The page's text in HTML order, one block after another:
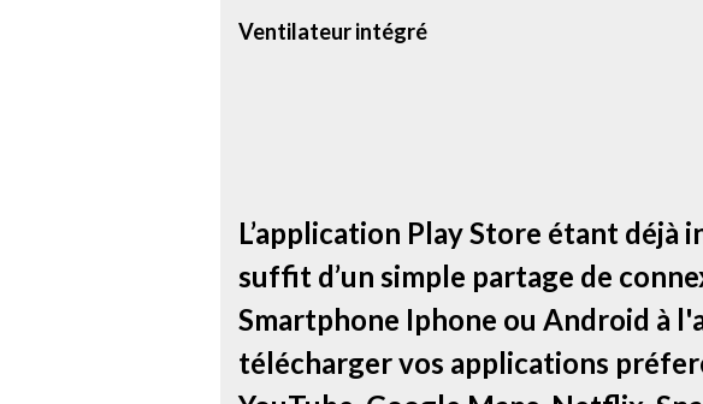
Ventilateur intégré
L’application Play Store étant déjà
suffit d’un simple partage de
Smartphone Iphone ou Android à
télécharger vos applications